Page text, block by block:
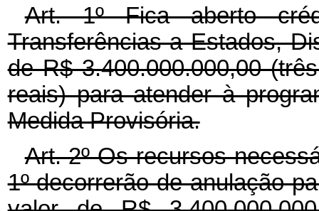
Art. 1º Fica aberto
Transferências a Estados,
de R$ 3.400.000.000,00
reais) para atender à
Medida Provisória.
Art. 2º Os recursos
1º decorrerão de anulação